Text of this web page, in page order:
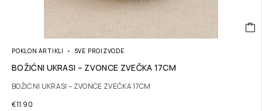
POKLON ARTIKLI SVE PROIZVODE
BOŽIĆNI UKRASI – ZVONCE ZVEČKA 17CM
BOŽIĆNI UKRASI – ZVONCE ZVEČKA 17CM
€11.90